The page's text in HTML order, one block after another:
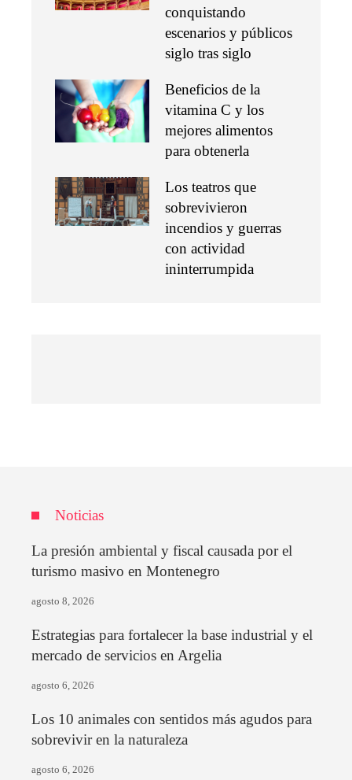
conquistando
escenarios y públicos
siglo tras siglo
Beneficios de la
vitamina C y los
mejores alimentos
para obtenerla
Los teatros que
sobrevivieron
incendios y guerras
con actividad
ininterrumpida
Noticias
La presión ambiental y fiscal causada por el
turismo masivo en Montenegro
agosto 8, 2026
Estrategias para fortalecer la base industrial y el
mercado de servicios en Argelia
agosto 6, 2026
Los 10 animales con sentidos más agudos para
sobrevivir en la naturaleza
agosto 6, 2026